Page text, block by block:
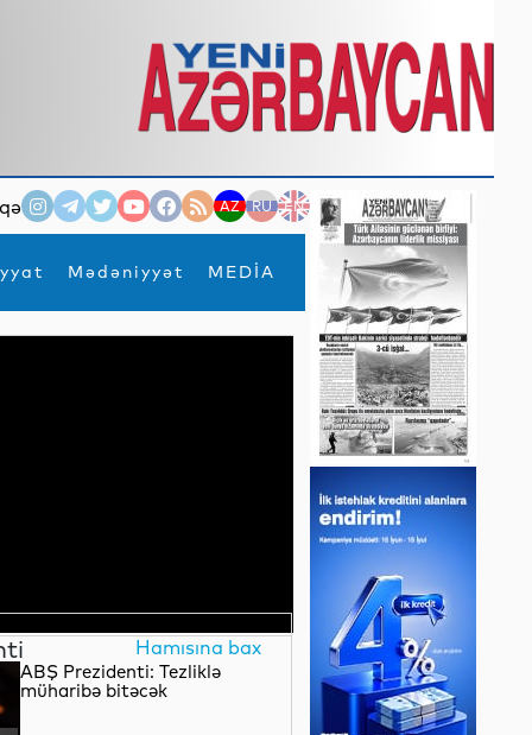
AZ RU EN
Mədəniyyət MEDİA
×
Hamısına bax
ABŞ Prezidenti: Tezliklə
müharibə bitəcək